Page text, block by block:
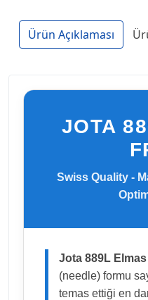
Ürün Açıklaması
JOTA
Swiss Quality -
Jota 889L
(needle) formu
temas ettiği en